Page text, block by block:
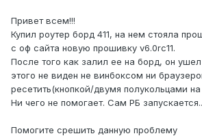
Привет всем!!!
Купил роутер борд 411, на нем стояла
с оф сайта новую прошивку v6.0rc11.
После того как залил ее на борд, он
этого не виден не винбоксом ни
ресетить(кнопкой/двумя полукольцами на
Ни чего не помогает. Сам РБ
Помогите срешить данную проблему